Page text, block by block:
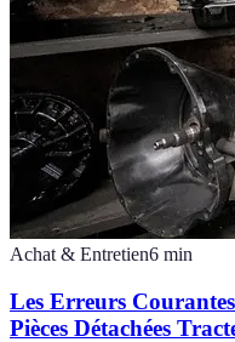
Achat & Entretien6 min
Les Erreurs
Pièces Détachées